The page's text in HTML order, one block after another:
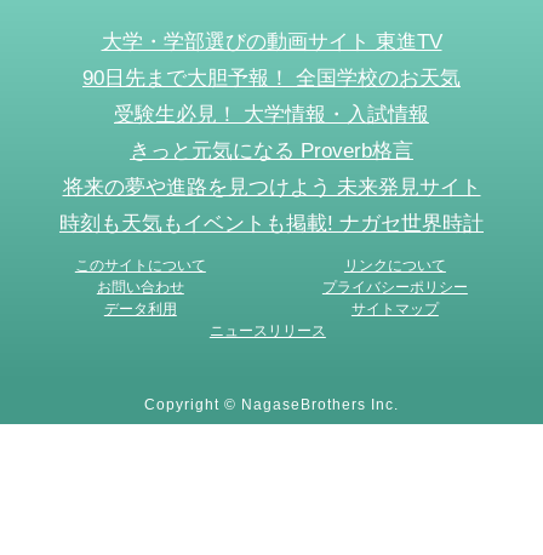
大学・学部選びの動画サイト 東進TV
90日先まで大胆予報！ 全国学校のお天気
受験生必見！ 大学情報・入試情報
きっと元気になる Proverb格言
将来の夢や進路を見つけよう 未来発見サイト
時刻も天気もイベントも掲載! ナガセ世界時計
このサイトについて
リンクについて
お問い合わせ
プライバシーポリシー
データ利用
サイトマップ
ニュースリリース
Copyright © NagaseBrothers Inc.